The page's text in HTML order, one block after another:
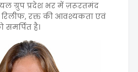
ग्रुप प्रदेश भर में ज़रूरतमंद
रक्त की आवश्यकता एवं
समर्पित है।